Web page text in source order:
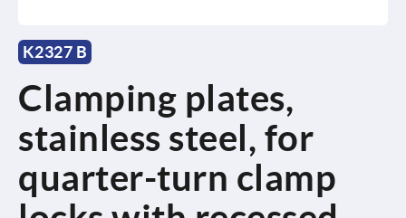
K2327 B
Clamping plates,
stainless steel, for
quarter-turn clamp